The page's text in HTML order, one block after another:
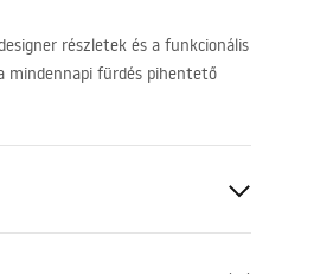
részletek és a funkcionális
mindennapi fürdés pihentető